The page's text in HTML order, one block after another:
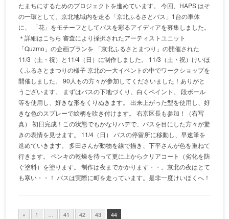
たまちにするためのプロジェクトを進めています。 今回、HAPS はそ
の一環として、京北地域内を走る「京北ふるさとバス」1台の車体
に、 「花」をモチーフとしてバスを彩るアイディアを募集しました。
＊詳細はこちら 審査により採択されたアーティストユニット
「Quzmo」の企画プランを 「京北ふるさとまつり」の開催された
11/3（土・祝）と11/4（日）に制作しました。 11/3（土・祝）けいほ
くふるさとまつりの様子 京北の一大イベントの中でワークショップを
開催しました。 90人もの方々が参加してくださいました！ありがと
うございます。 まずはバスの下地づくり。白くペイント。 段ボール
等を使用し、好きな形をくりぬきます。 出来上がった型を使用し、好
きな色のスプレーで絵柄を吹き付けます。 右京区長も参加！（右写
真） 初日完成！この状態でもかなりハデで、バスを目にした方々が驚
きの表情を見せます。 11/4（日） バスの停留所に移動し、早速筆を
進めていきます。 多田さんが動物を線で描き、下平さんが色を重ねて
行きます。 ペンキの乾燥を待って更に上からクリアコート（劣化を防
ぐ塗料）を塗ります。 制作は夜までかかります・・。京北の夜はとて
も寒い・・！ バスは実際に町を走っています。是非一度けいほくへ！
« 1 41 42 43 44